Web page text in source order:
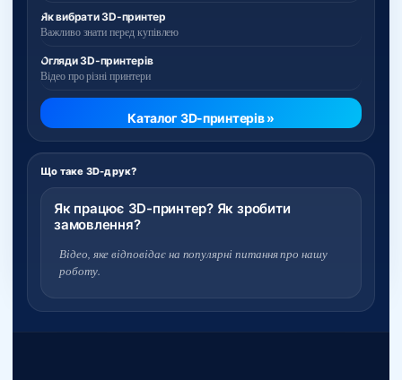
Як вибрати 3D-принтер
Важливо знати перед купівлею
Огляди 3D-принтерів
Відео про різні принтери
Каталог 3D-принтерів »
Що таке 3D-друк?
Як працює 3D-принтер? Як зробити
замовлення?
Відео, яке відповідає на популярні питання про нашу
роботу.